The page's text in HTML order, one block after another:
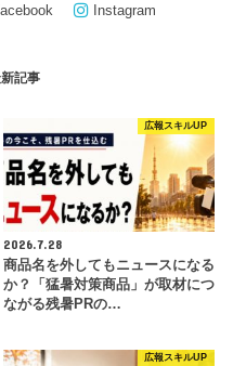
Instagram
記事
広報スキルUP
2026.7.28
商品名を外してもニュースになる
か？「猛暑対策商品」が取材につ
ながる残暑PRの…
広報スキルUP